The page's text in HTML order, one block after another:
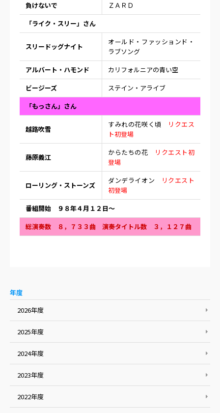
負けないで
ＺＡＲＤ
「ライク・スリー」さん
スリードッグナイト
オールド・ファッションド・
ラブソング
アルバート・ハモンド
カリフォルニアの青い空
ビージーズ
ステイン・アライブ
「もっさん」さん
越路吹雪
すみれの花咲く頃 リクエス
ト初登場
藤原義江
からたちの花
リクエスト初
登場
ローリング・ストーンズ
ダンデライオン
リクエスト
初登場
番組開始 ９８年４月１２日〜
総演奏数 ８，７３３曲 演奏タイトル数 ３，１２７曲
年度
2026年度
2025年度
2024年度
2023年度
2022年度